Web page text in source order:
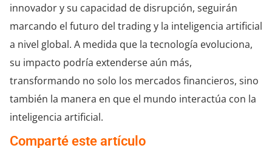
innovador y su capacidad de disrupción, seguirán
marcando el futuro del trading y la inteligencia artificial
a nivel global. A medida que la tecnología evoluciona,
su impacto podría extenderse aún más,
transformando no solo los mercados financieros, sino
también la manera en que el mundo interactúa con la
inteligencia artificial.
Comparté este artículo